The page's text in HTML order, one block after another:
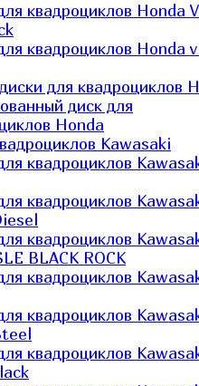
квадроциклов Honda
квадроциклов Honda
для квадроциклов
диск для
Honda
Kawasaki
квадроциклов
квадроциклов
квадроциклов
BLACK ROCK
квадроциклов
квадроциклов
квадроциклов